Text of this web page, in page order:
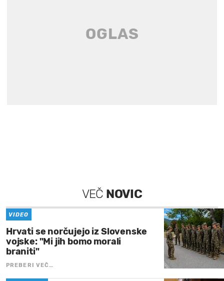
VEČ NOVIC
VIDEO
Hrvati se norčujejo iz Slovenske
vojske: "Mi jih bomo morali
braniti"
PREBERI VEČ…